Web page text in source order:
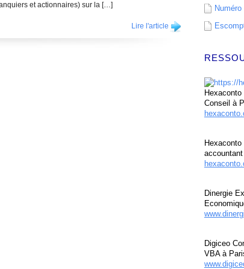
et actionnaires) sur la […]
Lire l'article
Conseil à
Dinergie
Digiceo
VBA à